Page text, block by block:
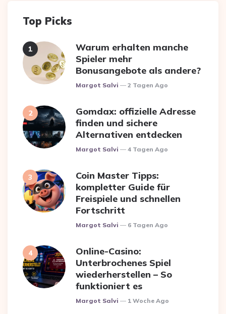
Top Picks
Warum erhalten manche
Spieler mehr
Bonusangebote als andere?
Posted
Margot Salvi 2 Tagen Ago
Gomdax: offizielle Adresse
finden und sichere
Alternativen entdecken
Posted
Margot Salvi 4 Tagen Ago
Coin Master Tipps:
kompletter Guide für
Freispiele und schnellen
Fortschritt
Posted
Margot Salvi 6 Tagen Ago
Online-Casino:
Unterbrochenes Spiel
wiederherstellen – So
funktioniert es
Posted
Margot Salvi 1 Woche Ago